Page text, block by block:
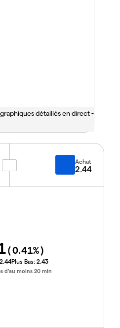
détaillés en direct -
Achat
2.44
(0.41%)
2.44Plus Bas: 2.43
d'au moins 20 min